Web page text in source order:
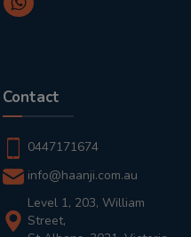
Contact
0447171674
info@haanji.com.au
Level 1, 203, William
Street,